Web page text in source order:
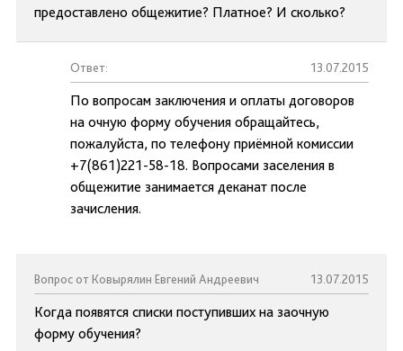
предоставлено общежитие? Платное? И сколько?
Ответ: 13.07.2015
По вопросам заключения и оплаты договоров
на очную форму обучения обращайтесь,
пожалуйста, по телефону приёмной комиссии
+7(861)221-58-18. Вопросами заселения в
общежитие занимается деканат после
зачисления.
Вопрос от Ковырялин Евгений Андреевич 13.07.2015
Когда появятся списки поступивших на заочную
форму обучения?